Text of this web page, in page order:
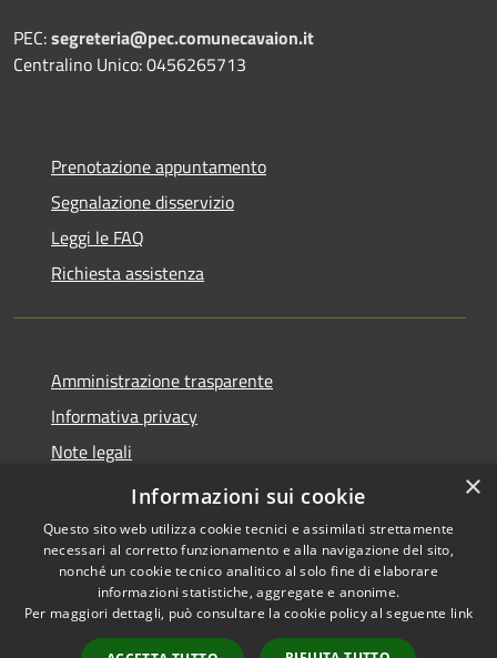
PEC:segreteria@pec.comunecavaion.it
Centralino Unico: 0456265713
Prenotazione appuntamento
Segnalazione disservizio
Leggi le FAQ
Richiesta assistenza
Amministrazione trasparente
Informativa privacy
Note legali
Dichiarazione di accessibilità
Accessibilità
Copyright © 2026 • Comune di
Cavaion Veronese • Powered
by
×
Informazioni sui cookie
Questo sito web utilizza cookie tecnici e assimilati strettamente
necessari al corretto funzionamento e alla navigazione del sito,
nonché un cookie tecnico analitico al solo fine di elaborare
informazioni statistiche, aggregate e anonime.
Per maggiori dettagli, può consultare la cookie policy al seguente link